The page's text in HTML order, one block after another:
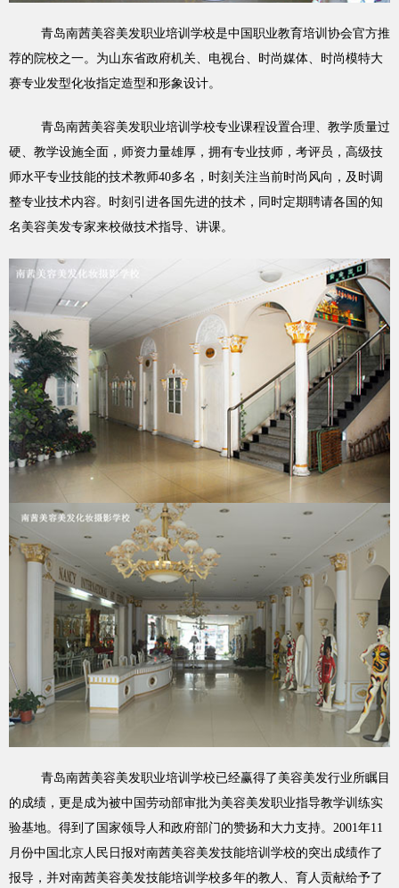
青岛南茜美容美发职业培训学校是中国职业教育培训协会官方推
荐的院校之一。为山东省政府机关、电视台、时尚媒体、时尚模特大
赛专业发型化妆指定造型和形象设计。
青岛南茜美容美发职业培训学校专业课程设置合理、教学质量过
硬、教学设施全面，师资力量雄厚，拥有专业技师，考评员，高级技
师水平专业技能的技术教师40多名，时刻关注当前时尚风向，及时调
整专业技术内容。时刻引进各国先进的技术，同时定期聘请各国的知
名美容美发专家来校做技术指导、讲课。
青岛南茜美容美发职业培训学校已经赢得了美容美发行业所瞩目
的成绩，更是成为被中国劳动部审批为美容美发职业指导教学训练实
验基地。得到了国家领导人和政府部门的赞扬和大力支持。2001年11
月份中国北京人民日报对南茜美容美发技能培训学校的突出成绩作了
报导，并对南茜美容美发技能培训学校多年的教人、育人贡献给予了